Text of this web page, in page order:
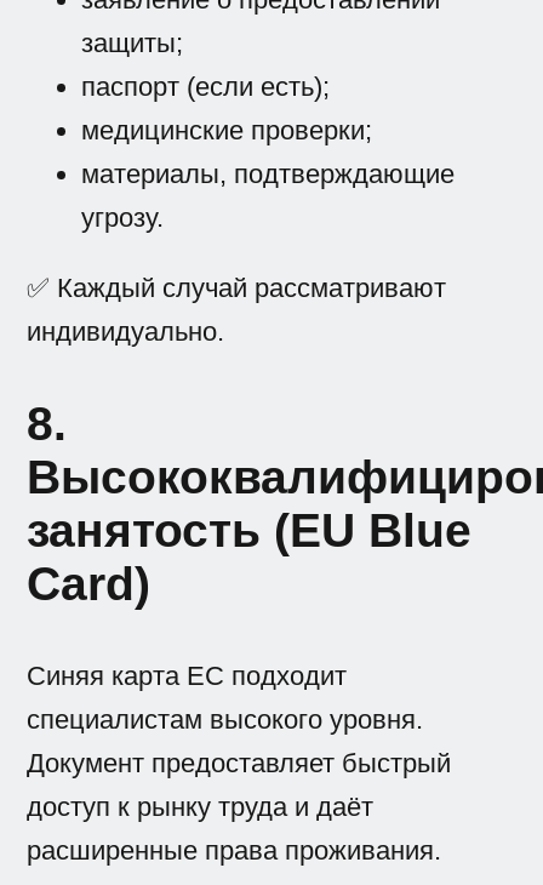
защиты;
паспорт (если есть);
медицинские проверки;
материалы, подтверждающие
угрозу.
✅ Каждый случай рассматривают
индивидуально.
8.
занятость (EU Blue
Card)
Синяя карта ЕС подходит
специалистам высокого уровня.
Документ предоставляет быстрый
доступ к рынку труда и даёт
расширенные права проживания.